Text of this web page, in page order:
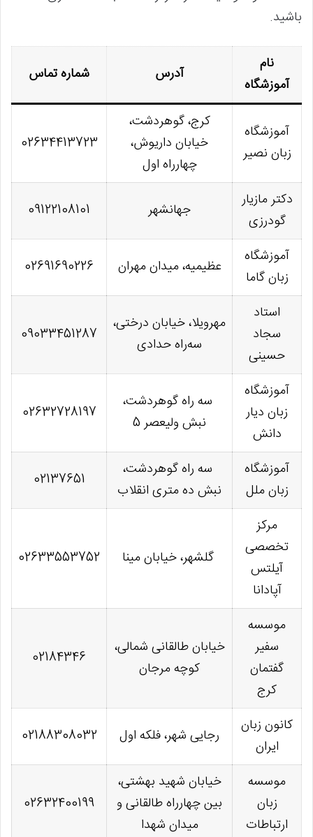
باشید.
نام
آموزشگاه
آدرس شماره تماس
آموزشگاه
زبان نصیر
کرج، گوهردشت،
خیابان داریوش،
چهارراه اول
02634413723
دکتر مازیار
گودرزی
جهانشهر 09122108101
آموزشگاه
زبان گاما
عظیمیه، میدان مهران 02691690226
استاد
سجاد
حسینی
مهرویلا، خیابان درختی،
سه‌راه حدادی
09033451287
آموزشگاه
زبان دیار
دانش
سه راه گوهردشت،
نبش ولیعصر 5
02632728197
آموزشگاه
زبان ملل
سه راه گوهردشت،
نبش ده متری انقلاب
02137651
مرکز
تخصصی
آیلتس
آپادانا
گلشهر، خیابان مینا 02633553752
موسسه
سفیر
گفتمان
کرج
خیابان طالقانی شمالی،
کوچه مرجان
02184346
کانون زبان
ایران
رجایی شهر، فلکه اول 02188308032
موسسه
زبان
ارتباطات
خیابان شهید بهشتی،
بین چهارراه طالقانی و
میدان شهدا
02632400199